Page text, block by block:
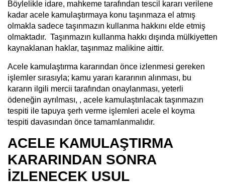
Böylelikle idare, mahkeme tarafından tescil kararı verilene
kadar acele kamulaştırmaya konu taşınmaza el atmış
olmakla sadece taşınmazın kullanma hakkını elde etmiş
olmaktadır. Taşınmazın kullanma hakkı dışında mülkiyetten
kaynaklanan haklar, taşınmaz malikine aittir.
Acele kamulaştırma kararından önce izlenmesi gereken
işlemler sırasıyla; kamu yararı kararının alınması, bu
kararın ilgili mercii tarafından onaylanması, yeterli
ödeneğin ayrılması, , acele kamulaştırılacak taşınmazın
tespiti ile tapuya şerh verme işlemleri acele el koyma
tespiti davasından önce tamamlanmalıdır.
ACELE KAMULAŞTIRMA
KARARINDAN SONRA
İZLENECEK USUL